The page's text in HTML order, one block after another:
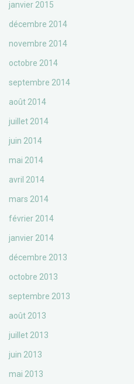
janvier 2015
décembre 2014
novembre 2014
octobre 2014
septembre 2014
août 2014
juillet 2014
juin 2014
mai 2014
avril 2014
mars 2014
février 2014
janvier 2014
décembre 2013
octobre 2013
septembre 2013
août 2013
juillet 2013
juin 2013
mai 2013